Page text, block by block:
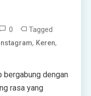
0 Tagged
Instagram, Keren,
dengan
rasa yang